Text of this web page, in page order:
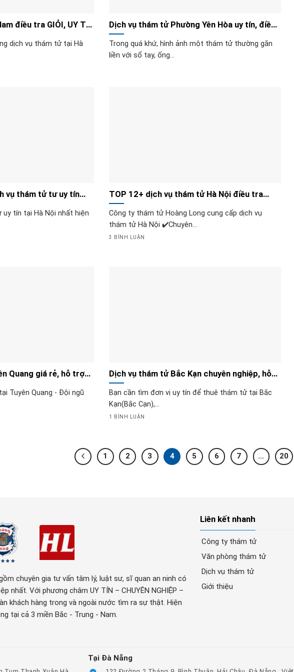
điều tra GIỎI, UY TÍN
dịch vụ thám tử tại Hà
Dịch vụ thám tử Phường Yên Hòa uy tín, điều
tra đúng luật
Trong quá khứ, hình ảnh một thám tử thường gắn
liền với sổ tay, ống...
vụ thám tử tư uy tín
tín tại Hà Nội nhất hiện
TOP 12+ dịch vụ thám tử Hà Nội điều tra
nhanh, giỏi, tận tâm
Công ty thám tử Hoàng Long cung cấp dịch vụ
thám tử Hà Nội ✔️Chuyên...
3 BÌNH LUẬN
Quang giá rẻ, hỗ trợ
Tuyên Quang - Đội ngũ
Dịch vụ thám tử Bắc Kạn chuyên nghiệp, hỗ
trợ phục vụ 24/24
Bạn cần tìm đơn vị uy tín để thuê thám tử tại Bắc
Kạn(Bắc Cạn),...
1 BÌNH LUẬN
1 2 3 4 5 6 7 … 20
chuyên gia tư vấn tâm lý, luật sư, sĩ quan an ninh có
nhất. Với phương châm UY TÍN – CHUYÊN NGHIỆP –
khách hàng trong và ngoài nước tìm ra sự thật. Hiện
tại cả 3 miền Bắc - Trung - Nam.
Liên kết nhanh
Công ty thám tử
Văn phòng thám tử
Dịch vụ thám tử
Giới thiệu
Tại Đà Nẵng